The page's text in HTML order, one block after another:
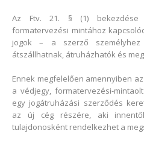
Az Ftv. 21. § (1) bekezdése
formatervezési mintához
jogok – a szerző
átszállhatnak, átruházhatók és
Ennek megfelelően amennyiben
a védjegy, formatervezési-
egy jogátruházási szerződés
az új cég részére, aki
tulajdonosként rendelkezhet a